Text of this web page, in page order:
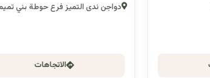
دواجن ندى التميز فرع حوطة بني تميم
الاتجاهات